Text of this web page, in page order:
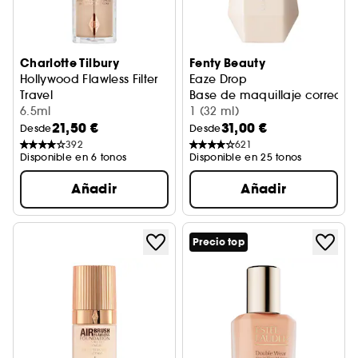
Charlotte Tilbury
Hollywood Flawless Filter
Travel
Base de maquillaje
6.5ml
Desde21,50 €
392
Disponible en 6 tonos
Añadir
Fenty Beauty
Eaze Drop
Base de maquillaje
1 (32 ml)
Desde31,00 €
621
Disponible en 25 tonos
Añadir
Precio top